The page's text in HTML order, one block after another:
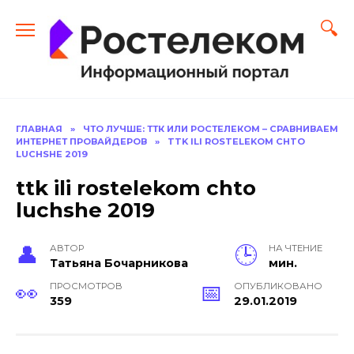
содержанию
ГЛАВНАЯ »
ЧТО ЛУЧШЕ: ТТК ИЛИ РОСТЕЛЕКОМ – СРАВНИВАЕМ
ИНТЕРНЕТ ПРОВАЙДЕРОВ
»
TTK ILI ROSTELEKOM CHTO
LUCHSHE 2019
ttk ili rostelekom chto
luchshe 2019
АВТОР
Тать­яна Бо­чар­ни­кова
НА ЧТЕНИЕ
мин.
ПРОСМОТРОВ
359
ОПУБЛИКОВАНО
29.01.2019